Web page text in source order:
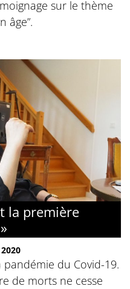
sur le thème
âge”.
la première
pandémie du Covid-19.
de morts ne cesse